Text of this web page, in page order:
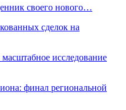
своего нового…
сделок на
исследование
финал региональной